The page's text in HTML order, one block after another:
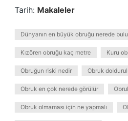
Tarih: Makaleler
Dünyanın en büyük obruğu nerede
Kızören obruğu kaç metre Kuru
Obruğun riski nedir Obruk
Obruk en çok nerede görülür
Obruk olmaması için ne yapmalı